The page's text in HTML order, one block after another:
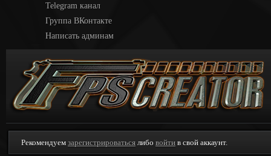
Telegram канал
Группа ВКонтакте
Написать админам
Рекомендуем зарегистрироваться либо войти в свой аккаунт.